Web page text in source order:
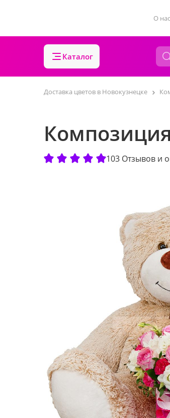
О нас
Каталог
Доставка цветов в Новокузнецке
103 Отзывов и